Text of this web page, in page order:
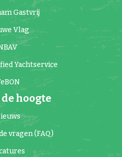
Gastvrij
Vlag
Yachtservice
hoogte
vragen (FAQ)